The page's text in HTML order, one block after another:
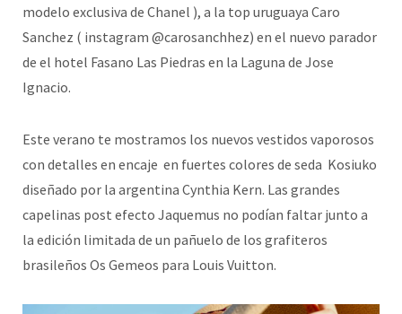
modelo exclusiva de Chanel ), a la top uruguaya Caro
Sanchez ( instagram @carosanchhez) en el nuevo parador
de el hotel Fasano Las Piedras en la Laguna de Jose
Ignacio.
Este verano te mostramos los nuevos vestidos vaporosos
con detalles en encaje en fuertes colores de seda Kosiuko
diseñado por la argentina Cynthia Kern. Las grandes
capelinas post efecto Jaquemus no podían faltar junto a
la edición limitada de un pañuelo de los grafiteros
brasileños Os Gemeos para Louis Vuitton.